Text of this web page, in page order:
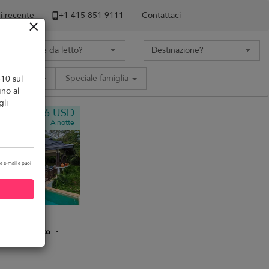
recente +1 ​415 851 9111 Contattaci
Servizi Speciale famiglia
186 USD
A notte
da letto ·
sul
al
e-mail e puoi